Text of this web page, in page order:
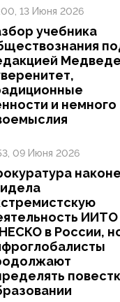
13 Июня 2026
учебника
и немного
09 Июня 2026
ИИТО
в России,